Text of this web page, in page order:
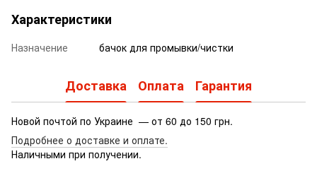
Характеристики
Назначение бачок для промывки/чистки
Доставка Оплата Гарантия
Новой почтой по Украине — от 60 до 150 грн.
Подробнее о доставке и оплате.
Наличными при получении.